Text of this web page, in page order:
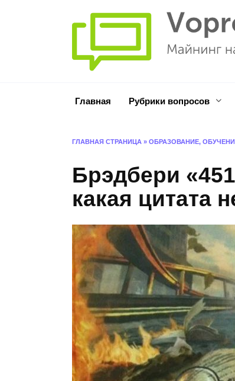
Главная Рубрики вопросов
ГЛАВНАЯ СТРАНИЦА » ОБРАЗОВАНИЕ,
Брэдбери
какая цитата